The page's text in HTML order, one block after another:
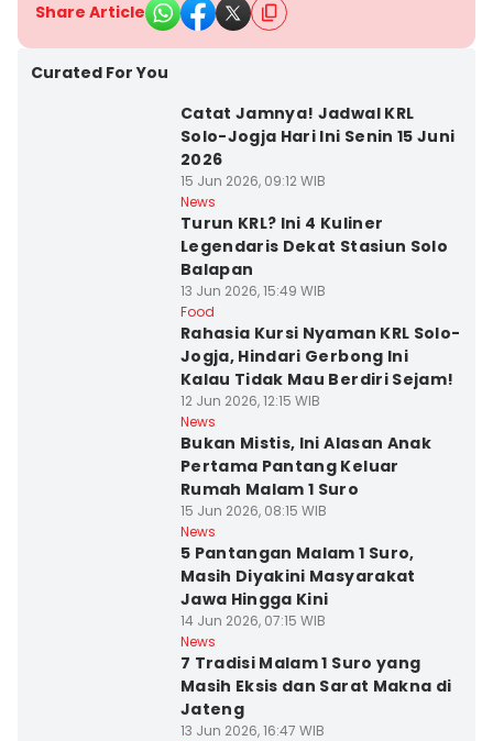
Share Article
Curated For You
Catat Jamnya! Jadwal KRL
Solo-Jogja Hari Ini Senin 15 Juni
2026
15 Jun 2026, 09:12 WIB
News
Turun KRL? Ini 4 Kuliner
Legendaris Dekat Stasiun Solo
Balapan
13 Jun 2026, 15:49 WIB
Food
Rahasia Kursi Nyaman KRL Solo-
Jogja, Hindari Gerbong Ini
Kalau Tidak Mau Berdiri Sejam!
12 Jun 2026, 12:15 WIB
News
Bukan Mistis, Ini Alasan Anak
Pertama Pantang Keluar
Rumah Malam 1 Suro
15 Jun 2026, 08:15 WIB
News
5 Pantangan Malam 1 Suro,
Masih Diyakini Masyarakat
Jawa Hingga Kini
14 Jun 2026, 07:15 WIB
News
7 Tradisi Malam 1 Suro yang
Masih Eksis dan Sarat Makna di
Jateng
13 Jun 2026, 16:47 WIB